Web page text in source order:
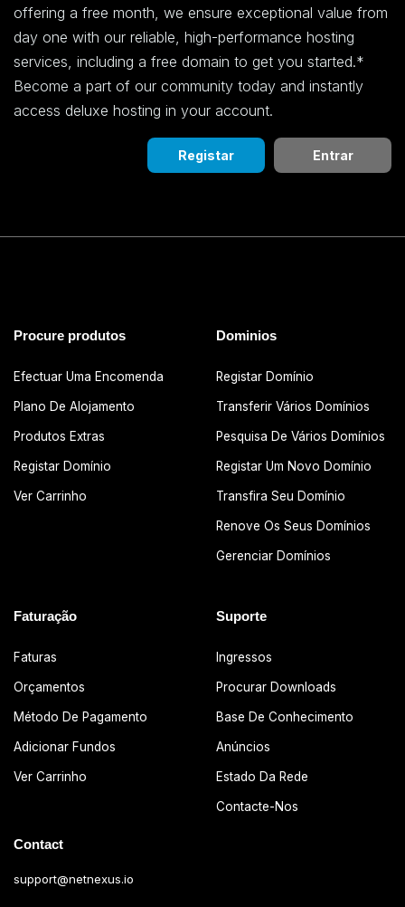
offering a free month, we ensure exceptional value from
day one with our reliable, high-performance hosting
services, including a free domain to get you started.*
Become a part of our community today and instantly
access deluxe hosting in your account.
Registar Entrar
Procure produtos
Efectuar Uma Encomenda
Plano De Alojamento
Produtos Extras
Registar Domínio
Ver Carrinho
Dominios
Registar Domínio
Transferir Vários Domínios
Pesquisa De Vários Domínios
Registar Um Novo Domínio
Transfira Seu Domínio
Renove Os Seus Domínios
Gerenciar Domínios
Faturação
Faturas
Orçamentos
Método De Pagamento
Adicionar Fundos
Ver Carrinho
Suporte
Ingressos
Procurar Downloads
Base De Conhecimento
Anúncios
Estado Da Rede
Contacte-Nos
Contact
support@netnexus.io